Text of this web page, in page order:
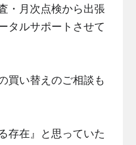
・月次点検から出張
タルサポートさせて
買い替えのご相談も
存在』と思っていた